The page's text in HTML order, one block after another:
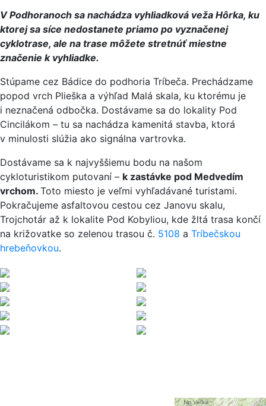
V Podhoranoch sa nachádza vyhliadková veža Hôrka, ku
ktorej sa síce nedostanete priamo po vyznačenej
cyklotrase, ale na trase môžete stretnúť miestne
značenie k vyhliadke.
Stúpame cez Bádice do podhoria Tríbeča. Prechádzame
popod vrch Plieška a výhľad Malá skala, ku ktorému je
i neznačená odbočka. Dostávame sa do lokality Pod
Cincilákom – tu sa nachádza kamenitá stavba, ktorá
v minulosti slúžia ako signálna vartrovka.
Dostávame sa k najvyššiemu bodu na našom
cykloturistikom putovaní – k zastávke pod Medvedím
vrchom. Toto miesto je veľmi vyhľadávané turistami.
Pokračujeme asfaltovou cestou cez Janovu skalu,
Trojchotár až k lokalite Pod Kobyliou, kde žltá trasa končí
na križovatke so zelenou trasou č. 5108 a Tríbečskou
hrebeňovkou.